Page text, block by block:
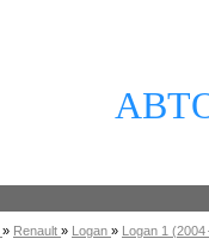
» Renault » Logan » Logan 1 (2004